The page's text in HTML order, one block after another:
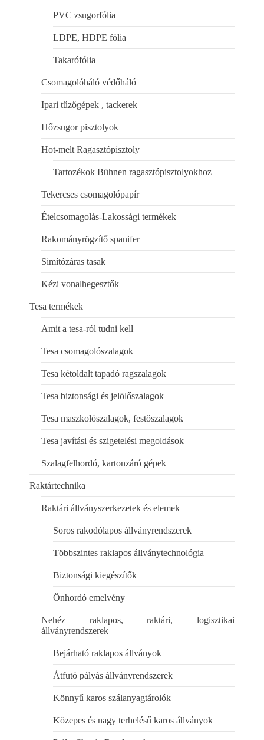
PVC zsugorfólia
LDPE, HDPE fólia
Takarófólia
Csomagolóháló védőháló
Ipari tűzőgépek , tackerek
Hőzsugor pisztolyok
Hot-melt Ragasztópisztoly
Tartozékok Bühnen ragasztópisztolyokhoz
Tekercses csomagolópapír
Ételcsomagolás-Lakossági termékek
Rakományrögzítő spanifer
Simítózáras tasak
Kézi vonalhegesztők
Tesa termékek
Amit a tesa-ról tudni kell
Tesa csomagolószalagok
Tesa kétoldalt tapadó ragszalagok
Tesa biztonsági és jelölőszalagok
Tesa maszkolószalagok, festőszalagok
Tesa javítási és szigetelési megoldások
Szalagfelhordó, kartonzáró gépek
Raktártechnika
Raktári állványszerkezetek és elemek
Soros rakodólapos állványrendszerek
Többszintes raklapos állványtechnológia
Biztonsági kiegészítők
Önhordó emelvény
Nehéz raklapos, raktári, logisztikai
állványrendszerek
Bejárható raklapos állványok
Átfutó pályás állványrendszerek
Könnyű karos szálanyagtárolók
Közepes és nagy terhelésű karos állványok